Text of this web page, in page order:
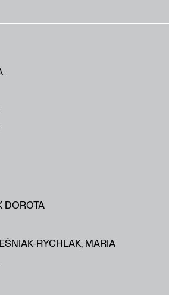
DOROTA
RYCHLAK, MARIA